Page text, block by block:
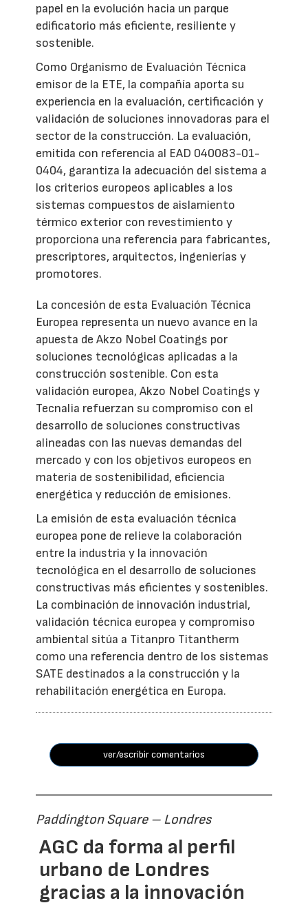
papel en la evolución hacia un parque
edificatorio más eficiente, resiliente y
sostenible.
Como Organismo de Evaluación Técnica
emisor de la ETE, la compañía aporta su
experiencia en la evaluación, certificación y
validación de soluciones innovadoras para el
sector de la construcción. La evaluación,
emitida con referencia al EAD 040083-01-
0404, garantiza la adecuación del sistema a
los criterios europeos aplicables a los
sistemas compuestos de aislamiento
térmico exterior con revestimiento y
proporciona una referencia para fabricantes,
prescriptores, arquitectos, ingenierías y
promotores.
La concesión de esta Evaluación Técnica
Europea representa un nuevo avance en la
apuesta de Akzo Nobel Coatings por
soluciones tecnológicas aplicadas a la
construcción sostenible. Con esta
validación europea, Akzo Nobel Coatings y
Tecnalia refuerzan su compromiso con el
desarrollo de soluciones constructivas
alineadas con las nuevas demandas del
mercado y con los objetivos europeos en
materia de sostenibilidad, eficiencia
energética y reducción de emisiones.
La emisión de esta evaluación técnica
europea pone de relieve la colaboración
entre la industria y la innovación
tecnológica en el desarrollo de soluciones
constructivas más eficientes y sostenibles.
La combinación de innovación industrial,
validación técnica europea y compromiso
ambiental sitúa a Titanpro Titantherm
como una referencia dentro de los sistemas
SATE destinados a la construcción y la
rehabilitación energética en Europa.
ver/escribir comentarios
Paddington Square – Londres
AGC da forma al perfil
urbano de Londres
gracias a la innovación